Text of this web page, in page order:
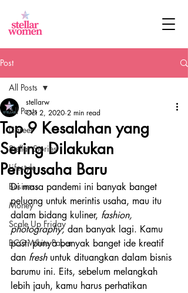
Post
All Posts
Career
Stellar Stories
Lifestyle
Business
Money
Scale Up Friday
BCG White Paper
All Posts
Top 9 Kesalahan yang
Sering Dilakukan
Pengusaha Baru
stellarw
Oct 2, 2020 2 min read
Di masa pandemi ini banyak banget
peluang untuk merintis usaha, mau itu
dalam bidang kuliner, fashion,
photography, dan banyak lagi. Kamu
pasti punya banyak banget ide kreatif
dan fresh untuk dituangkan dalam bisnis
barumu ini. Eits, sebelum melangkah
lebih jauh, kamu harus perhatikan